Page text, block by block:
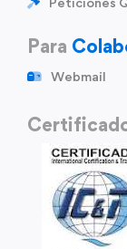
Para
Webmail